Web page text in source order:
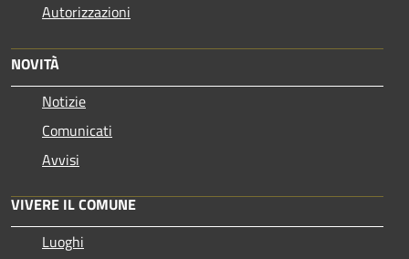
Autorizzazioni
NOVITÀ
Notizie
Comunicati
Avvisi
VIVERE IL COMUNE
Luoghi